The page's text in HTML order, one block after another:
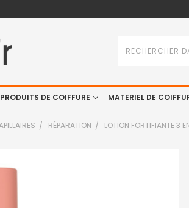
PRODUITS DE COIFFURE MATERIEL DE
RÉPARATION LOTION FORTIFIANTE 3